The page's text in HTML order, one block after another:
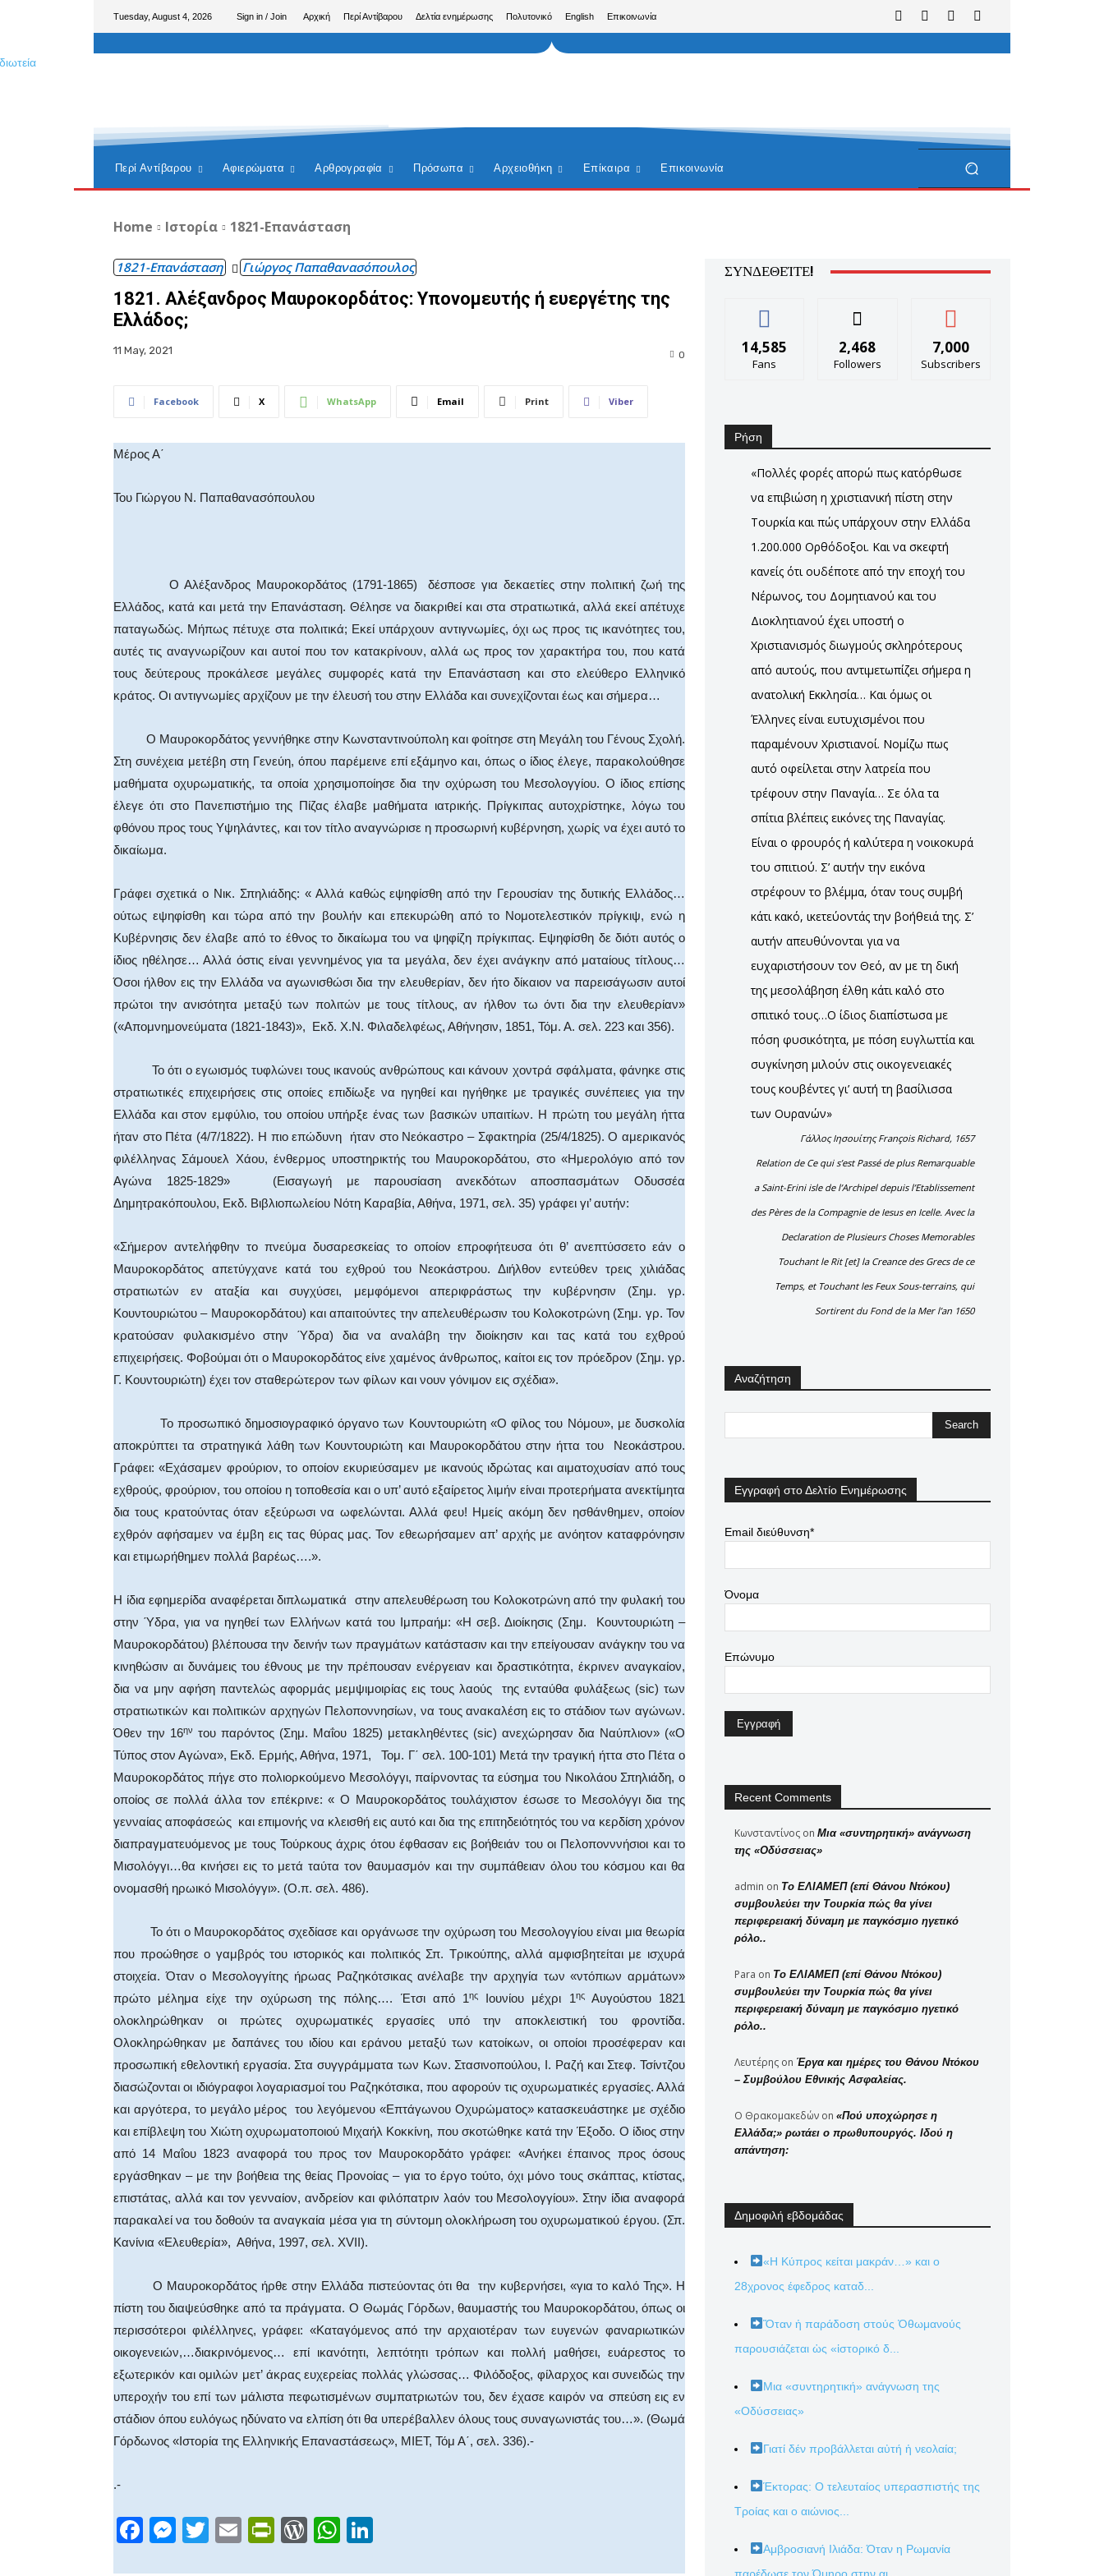
Tuesday, August 4, 2026 Sign in / Join Αρχική Περί Αντίβαρου Δελτία ενημέρωσης Πολυτονικό English Επικοινωνία
Περί Αντίβαρου Αφιερώματα Αρθρογραφία Πρόσωπα Αρχειοθήκη Επίκαιρα Επικοινωνία
Home Ιστορία 1821-Επανάσταση
1821-Επανάσταση Γιώργος Παπαθανασόπουλος
1821. Αλέξανδρος Μαυροκορδάτος: Υπονομευτής ή ευεργέτης της
Ελλάδος;
11 May, 2021 0
Facebook X WhatsApp Email Print Viber
Μέρος Α΄
Του Γιώργου Ν. Παπαθανασόπουλου
Ο Αλέξανδρος Μαυροκορδάτος (1791-1865) δέσποσε για δεκαετίες στην πολιτική ζωή της
Ελλάδος, κατά και μετά την Επανάσταση. Θέλησε να διακριθεί και στα στρατιωτικά, αλλά εκεί απέτυχε
παταγωδώς. Μήπως πέτυχε στα πολιτικά; Εκεί υπάρχουν αντιγνωμίες, όχι ως προς τις ικανότητες του,
αυτές τις αναγνωρίζουν και αυτοί που τον κατακρίνουν, αλλά ως προς τον χαρακτήρα του, που κατά
τους δεύτερους προκάλεσε μεγάλες συμφορές κατά την Επανάσταση και στο ελεύθερο Ελληνικό
κράτος. Οι αντιγνωμίες αρχίζουν με την έλευσή του στην Ελλάδα και συνεχίζονται έως και σήμερα…
Ο Μαυροκορδάτος γεννήθηκε στην Κωνσταντινούπολη και φοίτησε στη Μεγάλη του Γένους Σχολή.
Στη συνέχεια μετέβη στη Γενεύη, όπου παρέμεινε επί εξάμηνο και, όπως ο ίδιος έλεγε, παρακολούθησε
μαθήματα οχυρωματικής, τα οποία χρησιμοποίησε δια την οχύρωση του Μεσολογγίου. Ο ίδιος επίσης
έλεγε ότι στο Πανεπιστήμιο της Πίζας έλαβε μαθήματα ιατρικής. Πρίγκιπας αυτοχρίστηκε, λόγω του
φθόνου προς τους Υψηλάντες, και τον τίτλο αναγνώρισε η προσωρινή κυβέρνηση, χωρίς να έχει αυτό το
δικαίωμα.
Γράφει σχετικά ο Νικ. Σπηλιάδης: « Αλλά καθώς εψηφίσθη από την Γερουσίαν της δυτικής Ελλάδος…
ούτως εψηφίσθη και τώρα από την βουλήν και επεκυρώθη από το Νομοτελεστικόν πρίγκιψ, ενώ η
Κυβέρνησις δεν έλαβε από το έθνος το δικαίωμα του να ψηφίζη πρίγκιπας. Εψηφίσθη δε διότι αυτός ο
ίδιος ηθέλησε… Αλλά όστις είναι γεννημένος για τα μεγάλα, δεν έχει ανάγκην από ματαίους τίτλους…
Όσοι ήλθον εις την Ελλάδα να αγωνισθώσι δια την ελευθερίαν, δεν ήτο δίκαιον να παρεισάγωσιν αυτοί
πρώτοι την ανισότητα μεταξύ των πολιτών με τους τίτλους, αν ήλθον τω όντι δια την ελευθερίαν»
(«Απομνημονεύματα (1821-1843)», Εκδ. Χ.Ν. Φιλαδελφέως, Αθήνησιν, 1851, Τόμ. Α. σελ. 223 και 356).
Το ότι ο εγωισμός τυφλώνει τους ικανούς ανθρώπους και κάνουν χοντρά σφάλματα, φάνηκε στις
στρατιωτικές επιχειρήσεις στις οποίες επιδίωξε να ηγηθεί και ηγήθηκε με τραγικές συνέπειες για την
Ελλάδα και στον εμφύλιο, του οποίου υπήρξε ένας των βασικών υπαιτίων. Η πρώτη του μεγάλη ήττα
ήταν στο Πέτα (4/7/1822). Η πιο επώδυνη ήταν στο Νεόκαστρο – Σφακτηρία (25/4/1825). Ο αμερικανός
φιλέλληνας Σάμουελ Χάου, ένθερμος υποστηρικτής του Μαυροκορδάτου, στο «Ημερολόγιο από τον
Αγώνα 1825-1829» (Εισαγωγή με παρουσίαση ανεκδότων αποσπασμάτων Οδυσσέα
Δημητρακόπουλου, Εκδ. Βιβλιοπωλείου Νότη Καραβία, Αθήνα, 1971, σελ. 35) γράφει γι’ αυτήν:
«Σήμερον αντελήφθην το πνεύμα δυσαρεσκείας το οποίον επροφήτευσα ότι θ’ ανεπτύσσετο εάν ο
Μαυροκορδάτος απετύγχανε κατά του εχθρού του Νεοκάστρου. Διήλθον εντεύθεν τρεις χιλιάδας
στρατιωτών εν αταξία και συγχύσει, μεμφόμενοι απεριφράστως την κυβέρνησιν (Σημ. γρ.
Κουντουριώτου – Μαυροκορδάτου) και απαιτούντες την απελευθέρωσιν του Κολοκοτρώνη (Σημ. γρ. Τον
κρατούσαν φυλακισμένο στην Ύδρα) δια να αναλάβη την διοίκησιν και τας κατά του εχθρού
επιχειρήσεις. Φοβούμαι ότι ο Μαυροκορδάτος είνε χαμένος άνθρωπος, καίτοι εις τον πρόεδρον (Σημ. γρ.
Γ. Κουντουριώτη) έχει τον σταθερώτερον των φίλων και νουν γόνιμον εις σχέδια».
Το προσωπικό δημοσιογραφικό όργανο των Κουντουριώτη «Ο φίλος του Νόμου», με δυσκολία
αποκρύπτει τα στρατηγικά λάθη των Κουντουριώτη και Μαυροκορδάτου στην ήττα του Νεοκάστρου.
Γράφει: «Εχάσαμεν φρούριον, το οποίον εκυριεύσαμεν με ικανούς ιδρώτας και αιματοχυσίαν από τους
εχθρούς, φρούριον, του οποίου η τοποθεσία και ο υπ’ αυτό εξαίρετος λιμήν είναι προτερήματα ανεκτίμητα
δια τους κρατούντας όταν εξεύρωσι να ωφελώνται. Αλλά φευ! Ημείς ακόμη δεν ησθάνθημεν, οποίον
εχθρόν αφήσαμεν να έμβη εις τας θύρας μας. Τον εθεωρήσαμεν απ’ αρχής με ανόητον καταφρόνησιν
και ετιμωρήθημεν πολλά βαρέως….».
Η ίδια εφημερίδα αναφέρεται διπλωματικά στην απελευθέρωση του Κολοκοτρώνη από την φυλακή του
στην Ύδρα, για να ηγηθεί των Ελλήνων κατά του Ιμπραήμ: «Η σεβ. Διοίκησις (Σημ. Κουντουριώτη –
Μαυροκορδάτου) βλέπουσα την δεινήν των πραγμάτων κατάστασιν και την επείγουσαν ανάγκην του να
κινηθώσιν αι δυνάμεις του έθνους με την πρέπουσαν ενέργειαν και δραστικότητα, έκρινεν αναγκαίον,
δια να μην αφήση παντελώς αφορμάς μεμψιμοιρίας εις τους λαούς της ενταύθα φυλάξεως (sic) των
στρατιωτικών και πολιτικών αρχηγών Πελοποννησίων, να τους ανακαλέση εις το στάδιον των αγώνων.
Όθεν την 16ην του παρόντος (Σημ. Μαΐου 1825) μετακληθέντες (sic) ανεχώρησαν δια Ναύπλιον» («Ο
Τύπος στον Αγώνα», Εκδ. Ερμής, Αθήνα, 1971, Τομ. Γ΄ σελ. 100-101) Μετά την τραγική ήττα στο Πέτα ο
Μαυροκορδάτος πήγε στο πολιορκούμενο Μεσολόγγι, παίρνοντας τα εύσημα του Νικολάου Σπηλιάδη, ο
οποίος σε πολλά άλλα τον επέκρινε: « Ο Μαυροκορδάτος τουλάχιστον έσωσε το Μεσολόγγι δια της
γενναίας αποφάσεώς και επιμονής να κλεισθή εις αυτό και δια της επιτηδειότητός του να κερδίση χρόνον
διαπραγματευόμενος με τους Τούρκους άχρις ότου έφθασαν εις βοήθειάν του οι Πελοπονννήσιοι και το
Μισολόγγι…θα κινήσει εις το μετά ταύτα τον θαυμασμόν και την συμπάθειαν όλου του κόσμου και θα
ονομασθή ηρωικό Μισολόγγι». (Ο.π. σελ. 486).
Το ότι ο Μαυροκορδάτος σχεδίασε και οργάνωσε την οχύρωση του Μεσολογγίου είναι μια θεωρία
που προώθησε ο γαμβρός του ιστορικός και πολιτικός Σπ. Τρικούπης, αλλά αμφισβητείται με ισχυρά
στοιχεία. Όταν ο Μεσολογγίτης ήρωας Ραζηκότσικας ανέλαβε την αρχηγία των «ντόπιων αρμάτων»
πρώτο μέλημα είχε την οχύρωση της πόλης…. Έτσι από 1ηςΙουνίου μέχρι 1ηςΑυγούστου 1821
ολοκληρώθηκαν οι πρώτες οχυρωματικές εργασίες υπό την αποκλειστική του φροντίδα.
Ολοκληρώθηκαν με δαπάνες του ιδίου και εράνου μεταξύ των κατοίκων, οι οποίοι προσέφεραν και
προσωπική εθελοντική εργασία. Στα συγγράμματα των Κων. Στασινοπούλου, Ι. Ραζή και Στεφ. Τσίντζου
διασώζονται οι ιδιόγραφοι λογαριασμοί του Ραζηκότσικα, που αφορούν τις οχυρωματικές εργασίες. Αλλά
και αργότερα, το μεγάλο μέρος του λεγόμενου «Επτάγωνου Οχυρώματος» κατασκευάστηκε με σχέδιο
και επίβλεψη του Χιώτη οχυρωματοποιού Μιχαήλ Κοκκίνη, που σκοτώθηκε κατά την Έξοδο. Ο ίδιος στην
από 14 Μαΐου 1823 αναφορά του προς τον Μαυροκορδάτο γράφει: «Ανήκει έπαινος προς όσους
εργάσθηκαν – με την βοήθεια της θείας Προνοίας – για το έργο τούτο, όχι μόνο τους σκάπτας, κτίστας,
επιστάτας, αλλά και τον γενναίον, ανδρείον και φιλόπατριν λαόν του Μεσολογγίου». Στην ίδια αναφορά
παρακαλεί να του δοθούν τα αναγκαία μέσα για τη σύντομη ολοκλήρωση του οχυρωματικού έργου. (Σπ.
Κανίνια «Ελευθερία», Αθήνα, 1997, σελ. XVII).
Ο Μαυροκορδάτος ήρθε στην Ελλάδα πιστεύοντας ότι θα την κυβερνήσει, «για το καλό Της». Η
πίστη του διαψεύσθηκε από τα πράγματα. Ο Θωμάς Γόρδων, θαυμαστής του Μαυροκορδάτου, όπως οι
περισσότεροι φιλέλληνες, γράφει: «Καταγόμενος από την αρχαιοτέραν των ευγενών φαναριωτικών
οικογενειών,…διακρινόμενος… επί ικανότητι, λεπτότητι τρόπων και πολλή μαθήσει, ευάρεστος το
εξωτερικόν και ομιλών μετ’ άκρας ευχερείας πολλάς γλώσσας… Φιλόδοξος, φίλαρχος και συνειδώς την
υπεροχήν του επί των μάλιστα πεφωτισμένων συμπατριωτών του, δεν έχασε καιρόν να σπεύση εις εν
στάδιον όπου ευλόγως ηδύνατο να ελπίση ότι θα υπερέβαλλεν όλους τους συναγωνιστάς του…». (Θωμά
Γόρδωνος «Ιστορία της Ελληνικής Επαναστάσεως», ΜΙΕΤ, Τόμ Α΄, σελ. 336).-
.-
F
M
T
E
Pr W
W
ΣΥΝΔΕΘΕΊΤΕ!
14,585
Fans
2,468
Followers
7,000
Subscribers
Ρήση
«Πολλές φορές απορώ πως κατόρθωσε
να επιβιώση η χριστιανική πίστη στην
Τουρκία και πώς υπάρχουν στην Ελλάδα
1.200.000 Ορθόδοξοι. Και να σκεφτή
κανείς ότι ουδέποτε από την εποχή του
Νέρωνος, του Δομητιανού και του
Διοκλητιανού έχει υποστή ο
Χριστιανισμός διωγμούς σκληρότερους
από αυτούς, που αντιμετωπίζει σήμερα η
ανατολική Εκκλησία… Και όμως οι
Έλληνες είναι ευτυχισμένοι που
παραμένουν Χριστιανοί. Νομίζω πως
αυτό οφείλεται στην λατρεία που
τρέφουν στην Παναγία… Σε όλα τα
σπίτια βλέπεις εικόνες της Παναγίας.
Είναι ο φρουρός ή καλύτερα η νοικοκυρά
του σπιτιού. Σ’ αυτήν την εικόνα
στρέφουν το βλέμμα, όταν τους συμβή
κάτι κακό, ικετεύοντάς την βοήθειά της. Σ’
αυτήν απευθύνονται για να
ευχαριστήσουν τον Θεό, αν με τη δική
της μεσολάβηση έλθη κάτι καλό στο
σπιτικό τους…Ο ίδιος διαπίστωσα με
πόση φυσικότητα, με πόση ευγλωττία και
συγκίνηση μιλούν στις οικογενειακές
τους κουβέντες γι’ αυτή τη βασίλισσα
των Ουρανών»
Γάλλος Ιησουίτης François Richard, 1657
Relation de Ce qui s’est Passé de plus Remarquable
a Saint-Erini isle de l’Archipel depuis l’Etablissement
des Pères de la Compagnie de Iesus en Icelle. Avec la
Declaration de Plusieurs Choses Memorables
Touchant le Rit [et] la Creance des Grecs de ce
Temps, et Touchant les Feux Sous-terrains, qui
Sortirent du Fond de la Mer l’an 1650
Αναζήτηση
Εγγραφή στο Δελτίο Ενημέρωσης
Email διεύθυνση*
Όνομα
Επώνυμο
Recent Comments
Κωνσταντίνος on Μια «συντηρητική» ανάγνωση
της «Οδύσσειας»
admin on Το ΕΛΙΑΜΕΠ (επί Θάνου Ντόκου)
συμβουλεύει την Τουρκία πώς θα γίνει
περιφερειακή δύναμη με παγκόσμιο ηγετικό
ρόλο..
Para on Το ΕΛΙΑΜΕΠ (επί Θάνου Ντόκου)
συμβουλεύει την Τουρκία πώς θα γίνει
περιφερειακή δύναμη με παγκόσμιο ηγετικό
ρόλο..
Λευτέρης on Έργα και ημέρες του Θάνου Ντόκου
– Συμβούλου Εθνικής Ασφαλείας.
Ο Θρακομακεδών on «Πού υποχώρησε η
Ελλάδα;» ρωτάει ο πρωθυπουργός. Ιδού η
απάντηση:
Δημοφιλή εβδομάδας
«Η Κύπρος κείται μακράν…» και ο
28χρονος έφεδρος καταδ...
Ὅταν ἡ παράδοση στούς Ὀθωμανούς
παρουσιάζεται ὡς «ἱστορικό δ...
Μια «συντηρητική» ανάγνωση της
«Οδύσσειας»
Γιατί δέν προβάλλεται αὐτή ἡ νεολαία;
Έκτορας: Ο τελευταίος υπερασπιστής της
Τροίας και ο αιώνιος...
Αμβροσιανή Ιλιάδα: Όταν η Ρωμανία